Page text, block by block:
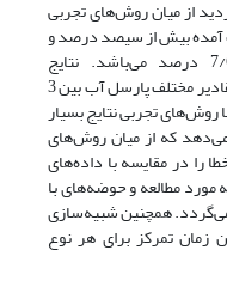
گردید از میان روش‌های تجربی
آمده بیش از سیصد درصد و
حداقل خطای بدست آمده معادل 7/6 درصد می‌باشد. نتایج
شبیه‌سازی عددی نیز بسته به تعریف و مقادیر مختلف پارسل آب بین 3
روش‌های تجربی نتایج بسیار
که از میان روش‌های
را در مقایسه با داده‌های
مطالعه و حوضه‌های با
همچنین شبیه‌سازی
تمرکز برای هر نوع